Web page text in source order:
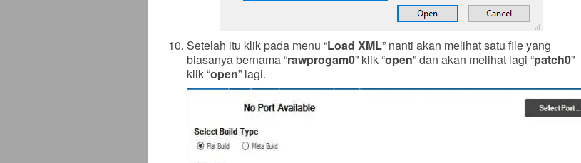
Setelah itu klik pada menu “Load XML” nanti akan melihat satu file yang
biasanya bernama “rawprogam0” klik “open” dan akan melihat lagi “patch0”
klik “open” lagi.